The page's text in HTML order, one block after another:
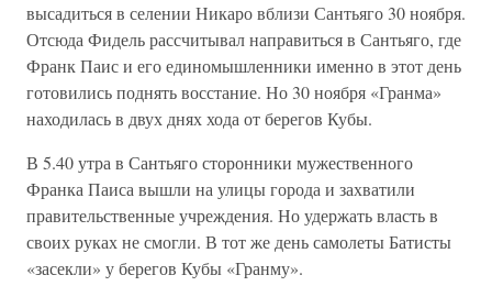
высадиться в селении Никаро вблизи Сантьяго 30 ноября.
Отсюда Фидель рассчитывал направиться в Сантьяго, где
Франк Паис и его единомышленники именно в этот день
готовились поднять восстание. Но 30 ноября «Гранма»
находилась в двух днях хода от берегов Кубы.
В 5.40 утра в Сантьяго сторонники мужественного
Франка Паиса вышли на улицы города и захватили
правительственные учреждения. Но удержать власть в
своих руках не смогли. В тот же день самолеты Батисты
«засекли» у берегов Кубы «Гранму».